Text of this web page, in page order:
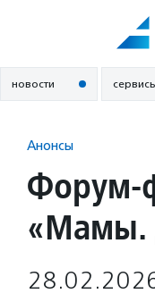
новости
Анонсы
Форум-
«Мамы.